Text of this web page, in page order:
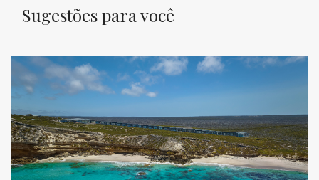
Sugestões para você